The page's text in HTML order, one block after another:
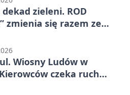
zieleni. ROD
zmienia się razem ze
Wiosny Ludów w
czeka ruch